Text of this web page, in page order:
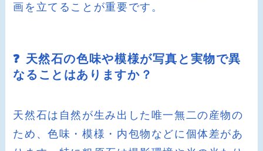
画を立てることが重要です。
❓ 天然石の色味や模様が写真と実物で異
なることはありますか？
天然石は自然が生み出した唯一無二の産物の
ため、色味・模様・内包物などに個体差があ